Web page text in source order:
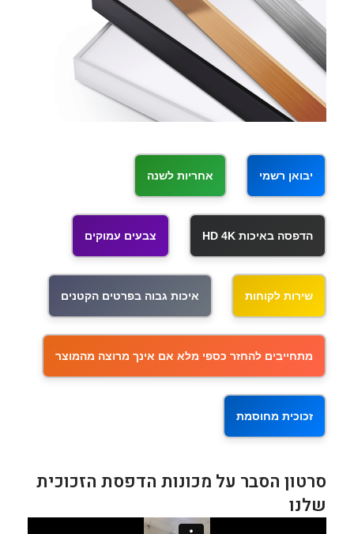
יבואן רשמי אחריות לשנה
הדפסה באיכות HD 4K צבעים עמוקים
שירות לקוחות איכות גבוה בפרטים הקטנים
מתחייבים להחזר כספי מלא אם אינך מרוצה מהמוצר
זכוכית מחוסמת
סרטון הסבר על מכונות הדפסת הזכוכית
שלנו